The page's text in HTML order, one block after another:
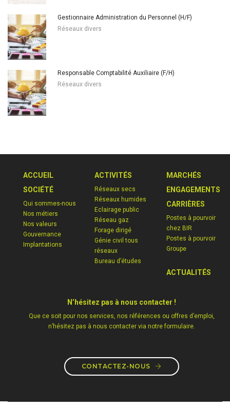
Gestionnaire Administration du Personnel (H/F)
Réseaux divers
Responsable Comptabilité Auxiliaire (F/H)
Réseaux divers
ACCUEIL
SOCIÉTÉ
Qui sommes-nous
Nos métiers
Nos valeurs
Gouvernance
Implantations
ACTIVITÉS
Réseaux secs
Réseaux humides
Eclairage public
Réseau gaz
Forage dirigé
Génie civil tous
réseaux
Bureau d’études
MARCHÉS
ENGAGEMENTS
CARRIÈRES
Postes à pourvoir
chez BIR
Postes à pourvoir
Groupe
ACTUALITÉS
N’hésitez pas à nous contacter !
Que ce soit pour nos services, nos références ou offres d’emploi,
n’hésitez pas à nous contacter via notre formulaire.
CONTACTEZ-NOUS